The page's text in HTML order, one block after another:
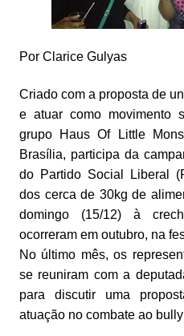
Por Clarice Gulyas
Criado com a proposta de
e atuar como movimento
grupo Haus Of Little
Brasília, participa da
do Partido Social Liberal
dos cerca de 30kg de
domingo (15/12) à
ocorreram em outubro, na
No último mês, os
se reuniram com a
para discutir uma
atuação no combate ao